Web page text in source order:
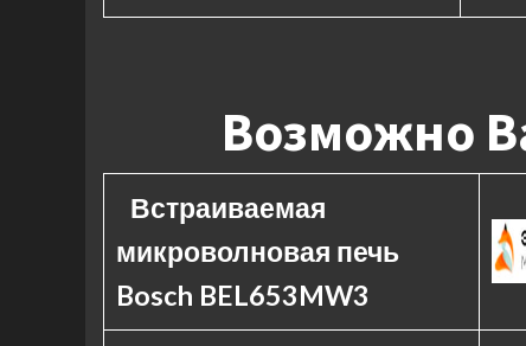
Возможно
Встраиваемая
микроволновая печь
Bosch BEL653MW3